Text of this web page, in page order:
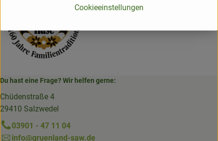
Du hast eine Frage? Wir helfen gerne:
Chüdenstraße 4
29410 Salzwedel
03901 - 47 11 04
info@gruenland-saw.de
Cookieeinstellungen